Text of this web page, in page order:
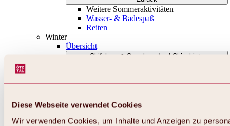
Diese Webseite verwendet Cookies
Wir verwenden Cookies, um Inhalte und Anzeigen zu
Weitere Sommeraktivitäten
Wasser- & Badespaß
Reiten
Winter
Übersicht
Skifahren & Snowboarden | Skigebiete